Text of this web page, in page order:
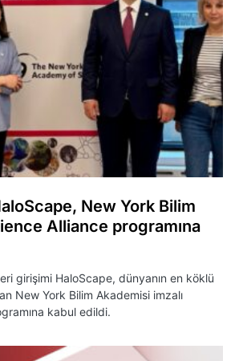
New York Bilim
Alliance programına
girişimi HaloScape, dünyanın en köklü
New York Bilim Akademisi imzalı
kabul edildi.